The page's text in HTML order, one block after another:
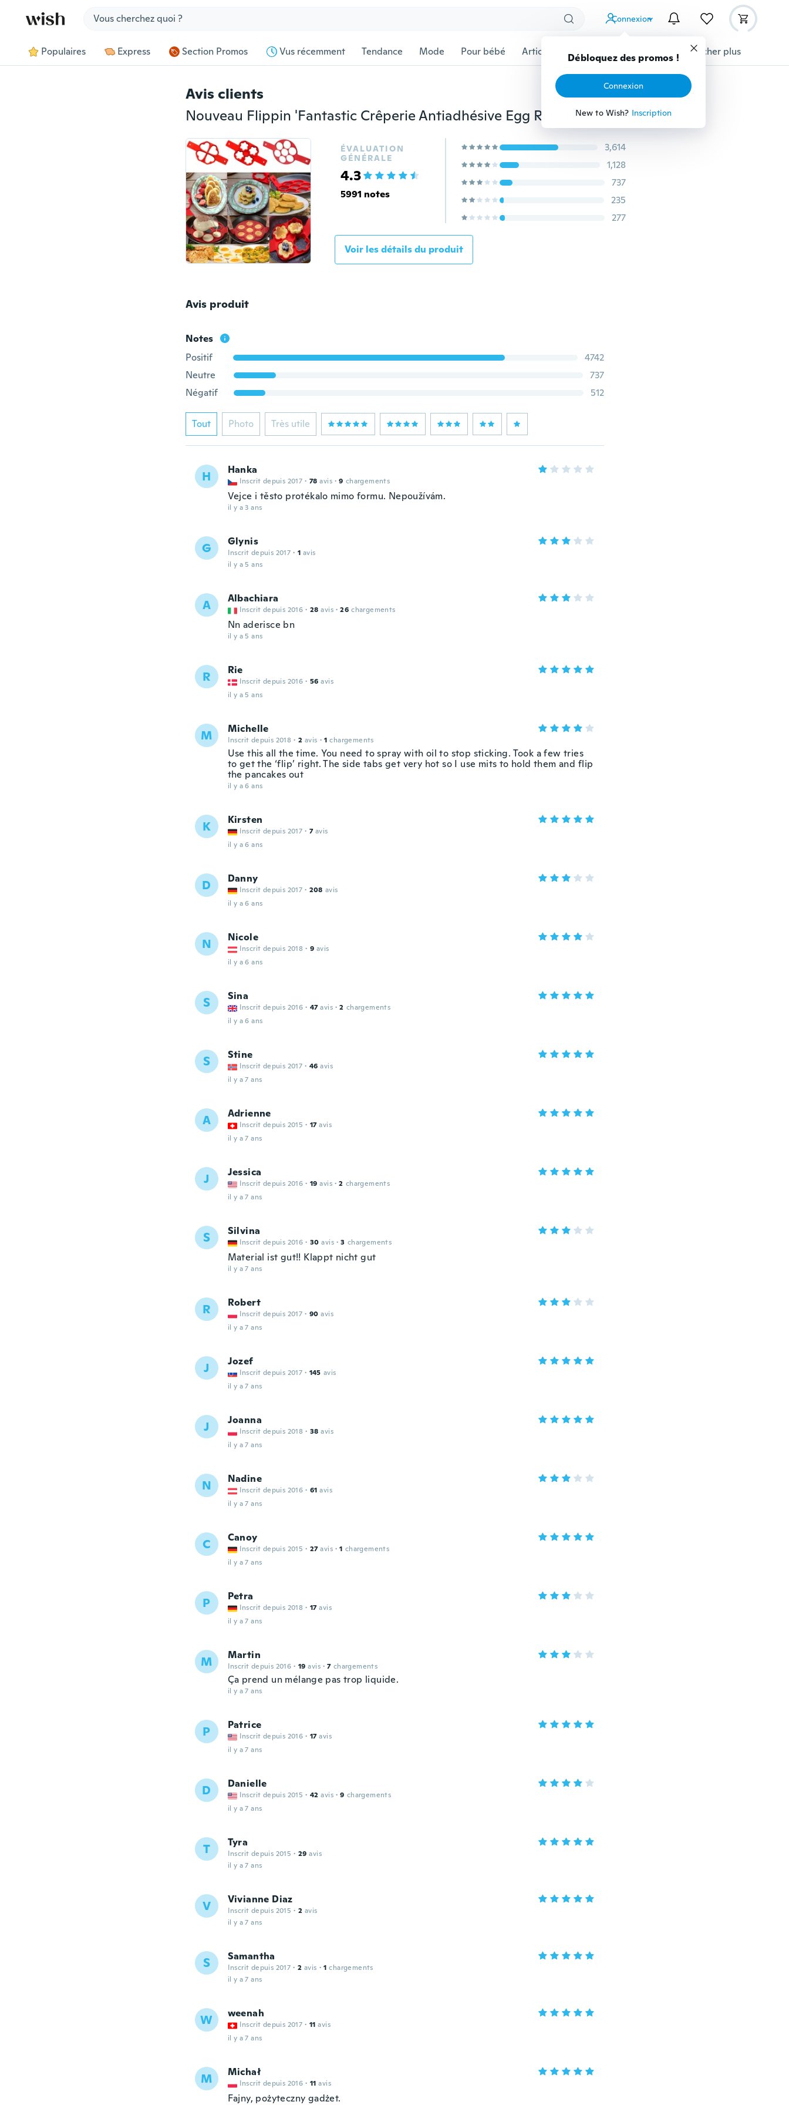
Connexion
Débloquez des promos !
Connexion
New to Wish? Inscription
Populaires Express Section Promos Vus récemment Tendance Mode Pour bébé Articles pour animaux domestiques Afficher plus
Avis clients
Nouveau Flippin 'Fantastic Crêperie Antiadhésive Egg Ring Maker Vu Tv Easy Fasy
ÉVALUATION
GÉNÉRALE
4.3
5991 notes
3,614
1,128
737
235
277
Voir les détails du produit
Avis produit
Notes
Positif
4742
Neutre
737
Négatif
512
Tout Photo Très utile
H Hanka
Inscrit depuis 2017 · 78 avis · 9 chargements
Vejce i těsto protékalo mimo formu. Nepoužívám.
il y a 3 ans
G Glynis
Inscrit depuis 2017 · 1 avis
il y a 5 ans
A Albachiara
Inscrit depuis 2016 · 28 avis · 26 chargements
Nn aderisce bn
il y a 5 ans
R Rie
Inscrit depuis 2016 · 56 avis
il y a 5 ans
M Michelle
Inscrit depuis 2018 · 2 avis · 1 chargements
Use this all the time. You need to spray with oil to stop sticking. Took a few tries
to get the ‘flip’ right. The side tabs get very hot so I use mits to hold them and flip
the pancakes out
il y a 6 ans
K Kirsten
Inscrit depuis 2017 · 7 avis
il y a 6 ans
D Danny
Inscrit depuis 2017 · 208 avis
il y a 6 ans
N Nicole
Inscrit depuis 2018 · 9 avis
il y a 6 ans
S Sina
Inscrit depuis 2016 · 47 avis · 2 chargements
il y a 6 ans
S Stine
Inscrit depuis 2017 · 46 avis
il y a 7 ans
A Adrienne
Inscrit depuis 2015 · 17 avis
il y a 7 ans
J Jessica
Inscrit depuis 2016 · 19 avis · 2 chargements
il y a 7 ans
S Silvina
Inscrit depuis 2016 · 30 avis · 3 chargements
Material ist gut!! Klappt nicht gut
il y a 7 ans
R Robert
Inscrit depuis 2017 · 90 avis
il y a 7 ans
J Jozef
Inscrit depuis 2017 · 145 avis
il y a 7 ans
J Joanna
Inscrit depuis 2018 · 38 avis
il y a 7 ans
N Nadine
Inscrit depuis 2016 · 61 avis
il y a 7 ans
C Canoy
Inscrit depuis 2015 · 27 avis · 1 chargements
il y a 7 ans
P Petra
Inscrit depuis 2018 · 17 avis
il y a 7 ans
M Martin
Inscrit depuis 2016 · 19 avis · 7 chargements
Ça prend un mélange pas trop liquide.
il y a 7 ans
P Patrice
Inscrit depuis 2016 · 17 avis
il y a 7 ans
D Danielle
Inscrit depuis 2015 · 42 avis · 9 chargements
il y a 7 ans
T Tyra
Inscrit depuis 2015 · 29 avis
il y a 7 ans
V Vivianne Diaz
Inscrit depuis 2015 · 2 avis
il y a 7 ans
S Samantha
Inscrit depuis 2017 · 2 avis · 1 chargements
il y a 7 ans
W weenah
Inscrit depuis 2017 · 11 avis
il y a 7 ans
M Michał
Inscrit depuis 2016 · 11 avis
Fajny, pożyteczny gadżet.